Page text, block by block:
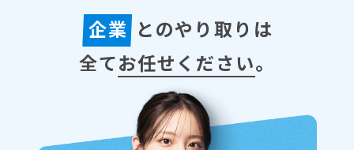
企業 とのやり取りは
全てお任せください。